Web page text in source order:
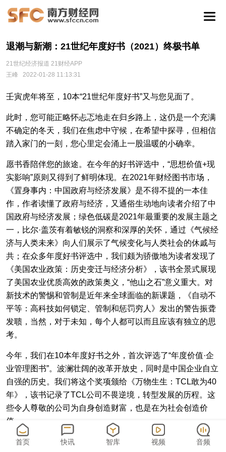
退潮与新潮：21世纪年度好书（2021）终极书单
21世纪经济报道 21财经APP
王峰
2022-01-28 11:13:31
壬寅虎年将至，10本“21世纪年度好书”又与您见面了。
此时，您可能正略怀忐忑地走在归乡路上，这仍是一个充满
不确定的冬天，我们在焦虑中守候，在希望中探寻，但相信
踏入家门的一刻，您心里定会涌上一股温暖的小确幸。
愿书香陪伴您的旅途。在今年的好书评选中，“思想价值+现
实影响”原则又得到了鲜明体现。在2021年财经图书市场，
《置身事内：中国政府与经济发展》是不得不提的一本佳
作，作者读懂了政府与经济，又通俗生动地向读者介绍了中
国政府与经济发展；绿色低碳是2021年最重要的发展主题之
一，比尔·盖茨有着敏锐的洞察和深厚的关怀，通过《气候经
济与人类未来》向人们展示了气候变化与人类社会的休戚与
共；在众多年度好书评选中，我们颇为骄傲地为读者发现了
《美国农业政策：历史变迁与经济分析》，该书全景式展现
了美国农业优质高效的政策奥义，“他山之石”意义重大。对
新技术的警惕和管制是近年来全球面临的新课题，《自动不
平等：高科技如何锁定、管制和惩罚穷人》发出的警告振聋
发聩，当然，对于未知，每个人都可以而且应该有独立的思
考。
今年，我们在10本年度好书之外，首次评选了“年度价值·企
业管理图书”。波澜壮阔的改革开放史，同时是中国企业自立
自强的历史。我们将这个奖项颁给《万物生生：TCL敢为40
年》，该书记录了TCL公司不畏逆境，转型发展的历程。这
些令人尊敬的公司为自身创造财富，也是在为社会创造价
值。
“退潮与新潮”，是今年好书评选的主题，恰好应和了“总把新
首页 快讯 智库 视频 音频